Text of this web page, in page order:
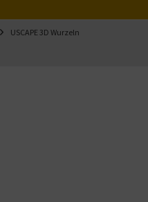
USCAPE 3D Wurzeln